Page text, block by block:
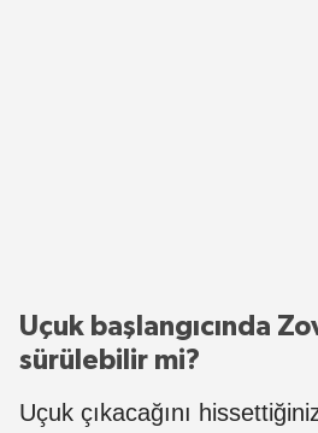
Uçuk başlangıcında
sürülebilir mi?
Uçuk çıkacağını